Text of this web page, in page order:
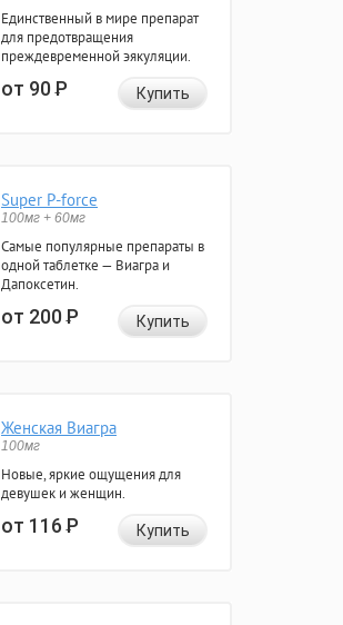
Единственный в мире препарат
для предотвращения
преждевременной эякуляции.
от 90Р Купить
Super P-force
100мг + 60мг
Самые популярные препараты в
одной таблетке — Виагра и
Дапоксетин.
от 200Р Купить
Женская Виагра
100мг
Новые, яркие ощущения для
девушек и женщин.
от 116Р Купить